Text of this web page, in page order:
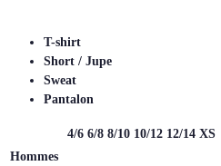
T-shirt
Short / Jupe
Sweat
Pantalon
4/6 6/8 8/10 10/12 12/14 XS
Hommes